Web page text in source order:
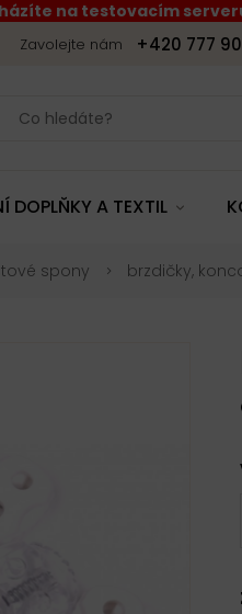
na testovacím
Zavolejte nám +420 777
DOPLŇKY A TEXTIL
spony brzdičky,